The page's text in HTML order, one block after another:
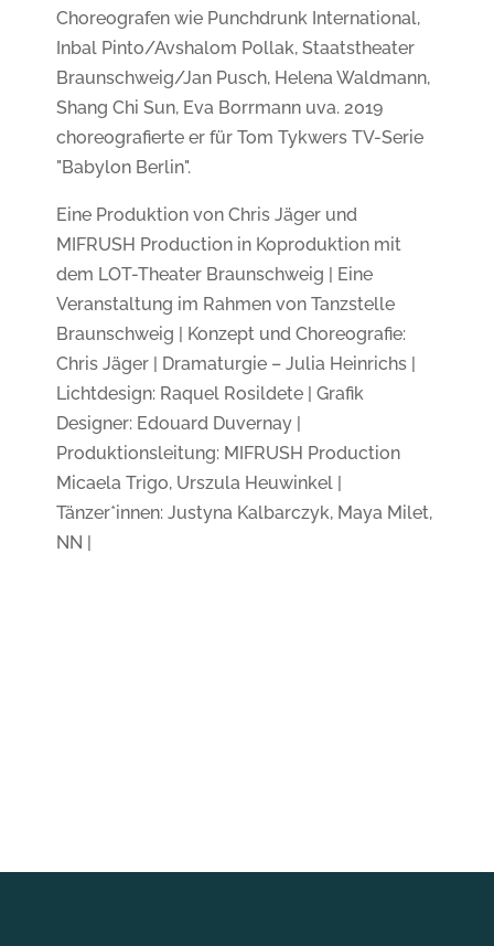
Choreografen wie Punchdrunk International,
Inbal Pinto/Avshalom Pollak, Staatstheater
Braunschweig/Jan Pusch, Helena Waldmann,
Shang Chi Sun, Eva Borrmann uva. 2019
choreografierte er für Tom Tykwers TV-Serie
"Babylon Berlin".
Eine Produktion von Chris Jäger und
MIFRUSH Production in Koproduktion mit
dem LOT-Theater Braunschweig | Eine
Veranstaltung im Rahmen von Tanzstelle
Braunschweig | Konzept und Choreografie:
Chris Jäger | Dramaturgie – Julia Heinrichs |
Lichtdesign: Raquel Rosildete | Grafik
Designer: Edouard Duvernay |
Produktionsleitung: MIFRUSH Production
Micaela Trigo, Urszula Heuwinkel |
Tänzer*innen: Justyna Kalbarczyk, Maya Milet,
NN |